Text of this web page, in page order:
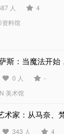
人
4
资料馆
斯：当魔法开始
0 人
-
美术馆
术家：从马奈、
343 人 4